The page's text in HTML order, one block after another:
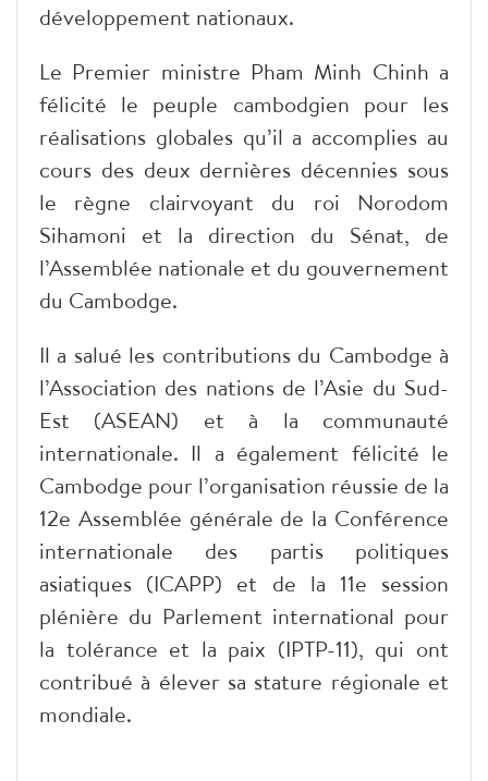
développement nationaux.
Le Premier ministre Pham Minh Chinh a
félicité le peuple cambodgien pour les
réalisations globales qu’il a accomplies au
cours des deux dernières décennies sous
le règne clairvoyant du roi Norodom
Sihamoni et la direction du Sénat, de
l’Assemblée nationale et du gouvernement
du Cambodge.
Il a salué les contributions du Cambodge à
l’Association des nations de l’Asie du Sud-
Est (ASEAN) et à la communauté
internationale. Il a également félicité le
Cambodge pour l’organisation réussie de la
12e Assemblée générale de la Conférence
internationale des partis politiques
asiatiques (ICAPP) et de la 11e session
plénière du Parlement international pour
la tolérance et la paix (IPTP-11), qui ont
contribué à élever sa stature régionale et
mondiale.